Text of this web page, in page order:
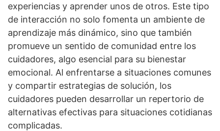
experiencias y aprender unos de otros. Este tipo
de interacción no solo fomenta un ambiente de
aprendizaje más dinámico, sino que también
promueve un sentido de comunidad entre los
cuidadores, algo esencial para su bienestar
emocional. Al enfrentarse a situaciones comunes
y compartir estrategias de solución, los
cuidadores pueden desarrollar un repertorio de
alternativas efectivas para situaciones cotidianas
complicadas.